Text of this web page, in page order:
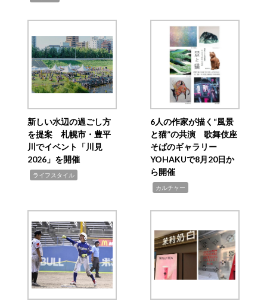
新しい水辺の過ごし方
を提案 札幌市・豊平
川でイベント「川見
2026」を開催
ライフスタイル
6人の作家が描く“風景
と猫”の共演 歌舞伎座
そばのギャラリー
YOHAKUで8月20日か
ら開催
カルチャー